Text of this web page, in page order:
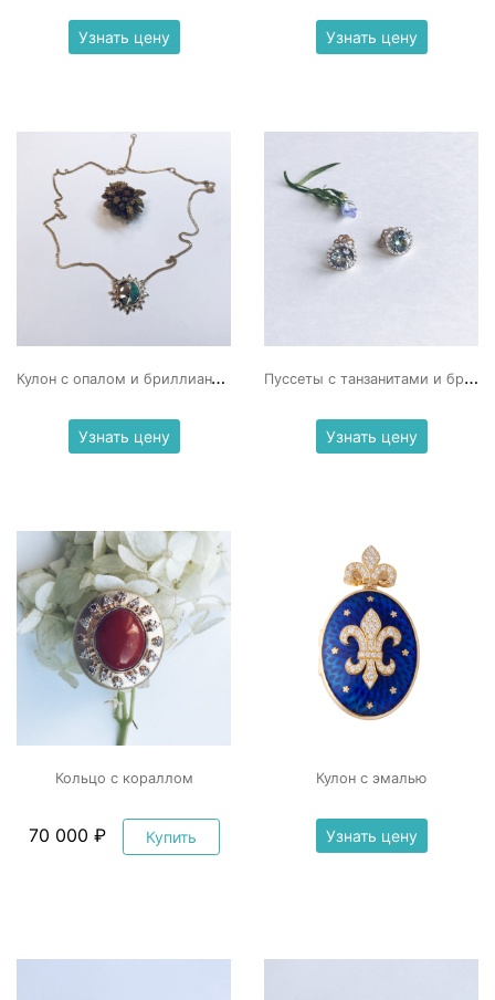
Узнать цену Узнать цену
К
улон с опалом и бриллиантами «Вселенная»
Узнать цену
П
уссеты с танзанитами и бриллиантами
Узнать цену
Кольцо с кораллом
70 000 ₽ Купить
Кулон с эмалью
Узнать цену